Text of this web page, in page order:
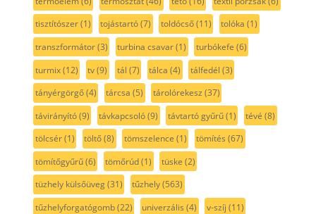
tisztítószer(1) tojástartó(7) toldócső(11) tolóka (1)
transzformátor(3) turbina csavar(1) turbókefe (6)
turmix(12) tv(9) tál (7) tálca (4) tálfedél (3)
tányérgörgő(4) tárcsa (5) tárolórekesz (37)
távirányító(9) távkapcsoló(9) távtartó gyűrű(1) tévé (8)
tölcsér(1) töltő(8) tömszelence (1) tömítés (67)
tömítőgyűrű(6) tömőrúd(1) tüske (2)
tüzhely külsőüveg(31) tűzhely(563)
tűzhelyforgatógomb(22) univerzális (4) v-szíj (11)